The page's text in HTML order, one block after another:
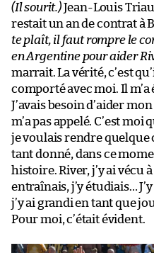
(Il sourit.)Jean-Louis
restait un an de contrat à
te plaît, il faut rompre le
en Argentine pour aider
marrait. La vérité, c’est
comporté avec moi. Il m’a
J’avais besoin d’aider
m’a pas appelé. C’est
je voulais rendre quelque
tant donné, dans ce
histoire. River, j’y ai vécu
entraînais, j’y étudiais…
j’y ai grandi en tant que
Pour moi, c’était évident.